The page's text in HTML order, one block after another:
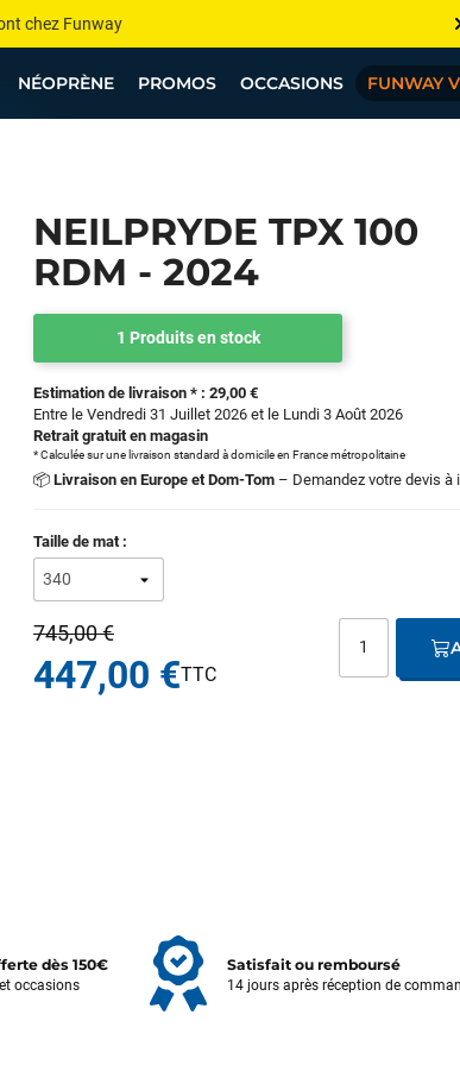
chez Funway
windsurf, wingfoil, etc...
cher ailleurs ? On s’aligne !
NÉOPRÈNE PROMOS OCCASIONS FUNWAY
NEILPRYDE TPX 100
RDM - 2024
1 Produits en stock
Estimation de livraison * : 29,00 €
Entre le Vendredi 31 Juillet 2026 et le Lundi 3 Août 2026
Retrait gratuit en magasin
* Calculée sur une livraison standard à domicile en France métropolitaine
📦 Livraison en Europe et Dom-Tom – Demandez votre devis à
Taille de mat :
745,00 €
447,00 €
dès 150€
occasions
Satisfait ou remboursé
14 jours après réception de